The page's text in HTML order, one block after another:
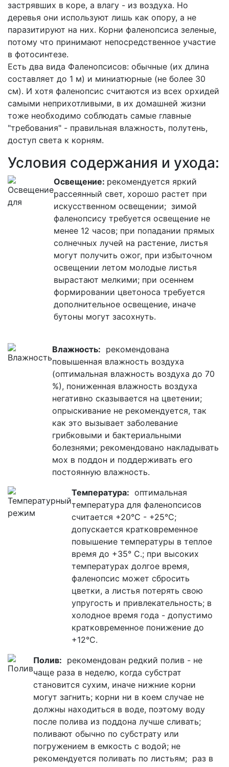
застрявших в коре, а влагу - из воздуха. Но
деревья они используют лишь как опору, а не
паразитируют на них. Корни фаленопсиса зеленые,
потому что принимают непосредственное участие
в фотосинтезе.
Есть два вида Фаленопсисов: обычные (их длина
составляет до 1 м) и миниатюрные (не более 30
см). И хотя фаленопсис считаются из всех орхидей
самыми неприхотливыми, в их домашней жизни
тоже необходимо соблюдать самые главные
"требования" - правильная влажность, полутень,
доступ света к корням.
Условия содержания и ухода:
Освещение: рекомендуется яркий
рассеянный свет, хорошо растет при
искусственном освещении; зимой
фаленопсису требуется освещение не
менее 12 часов; при попадании прямых
солнечных лучей на растение, листья
могут получить ожог, при избыточном
освещении летом молодые листья
вырастают мелкими; при осеннем
формировании цветоноса требуется
дополнительное освещение, иначе
бутоны могут засохнуть.
Влажность: рекомендована
повышенная влажность воздуха
(оптимальная влажность воздуха до 70
%), пониженная влажность воздуха
негативно сказывается на цветении;
опрыскивание не рекомендуется, так
как это вызывает заболевание
грибковыми и бактериальными
болезнями; рекомендовано накладывать
мох в поддон и поддерживать его
постоянную влажность.
Температура: оптимальная
температура для фаленопсисов
считается +20°С - +25°С;
допускается кратковременное
повышение температуры в теплое
время до +35° С.; при высоких
температурах долгое время,
фаленопсис может сбросить
цветки, а листья потерять свою
упругость и привлекательность; в
холодное время года - допустимо
кратковременное понижение до
+12°С.
Полив: рекомендован редкий полив - не
чаще раза в неделю, когда субстрат
становится сухим, иначе нижние корни
могут загнить; корни ни в коем случае не
должны находиться в воде, поэтому воду
после полива из поддона лучше сливать;
поливают обычно по субстрату или
погружением в емкость с водой; не
рекомендуется поливать по листьям; раз в